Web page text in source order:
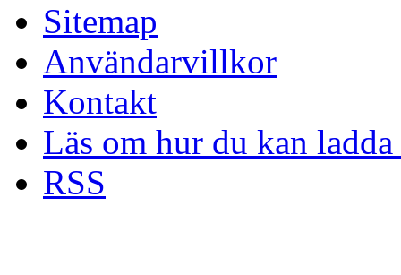
Sitemap
Användarvillkor
Kontakt
Läs om hur du kan
RSS